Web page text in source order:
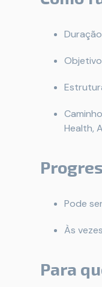
Health,
Pode ser
Às
Para